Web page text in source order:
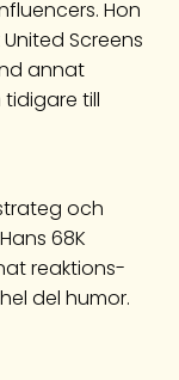
Hon
Screens
annat
tidigare till
och
68K
reaktions-
del humor.